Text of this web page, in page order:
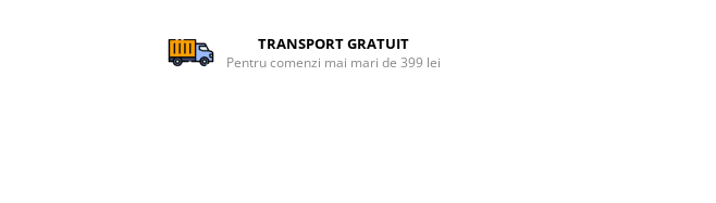
TRANSPORT GRATUIT
Pentru comenzi mai mari de 399 lei